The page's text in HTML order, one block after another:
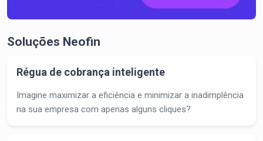
Soluções Neofin
Régua de cobrança inteligente
Imagine maximizar a eficiência e minimizar a inadimplência
na sua empresa com apenas alguns cliques?